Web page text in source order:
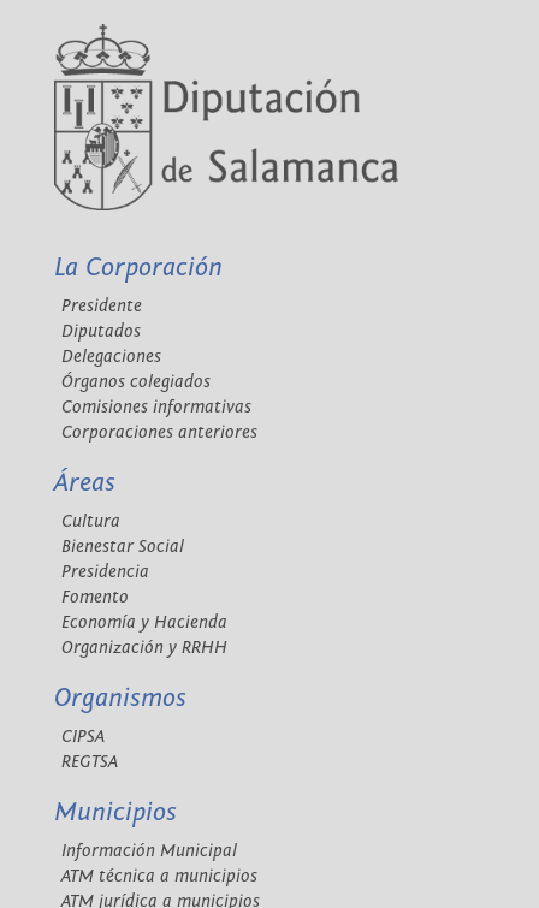
La Corporación
Presidente
Diputados
Delegaciones
Órganos colegiados
Comisiones informativas
Corporaciones anteriores
Áreas
Cultura
Bienestar Social
Presidencia
Fomento
Economía y Hacienda
Organización y RRHH
Organismos
CIPSA
REGTSA
Municipios
Información Municipal
ATM técnica a municipios
ATM jurídica a municipios